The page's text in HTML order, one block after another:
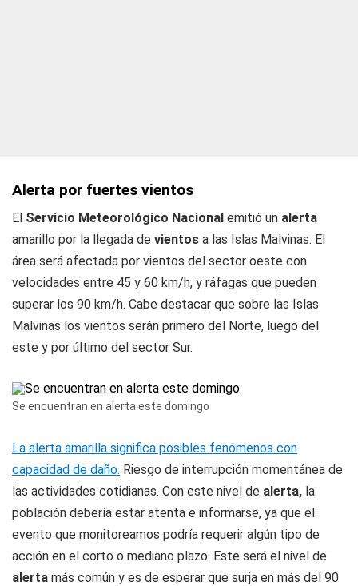
Alerta por fuertes vientos
El Servicio Meteorológico Nacional emitió un alerta
amarillo por la llegada de vientos a las Islas Malvinas. El
área será afectada por vientos del sector oeste con
velocidades entre 45 y 60 km/h, y ráfagas que pueden
superar los 90 km/h. Cabe destacar que sobre las Islas
Malvinas los vientos serán primero del Norte, luego del
este y por último del sector Sur.
Se encuentran en alerta este domingo
La alerta amarilla significa posibles fenómenos con
capacidad de daño. Riesgo de interrupción momentánea de
las actividades cotidianas. Con este nivel de alerta, la
población debería estar atenta e informarse, ya que el
evento que monitoreamos podría requerir algún tipo de
acción en el corto o mediano plazo. Este será el nivel de
alerta más común y es de esperar que surja en más del 90